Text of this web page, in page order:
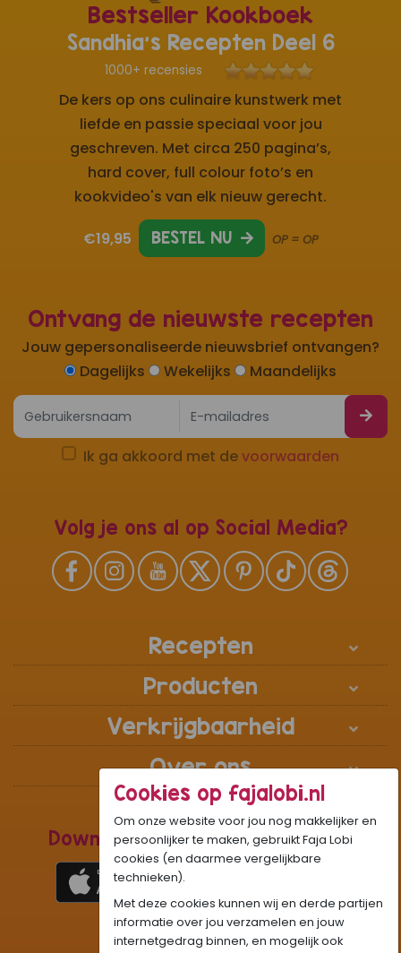
Ontvang de nieuwste recepten
Jouw gepersonaliseerde nieuwsbrief ontvangen?
Dagelijks
Wekelijks Maandelijks
Ik ga akkoord met devoorwaarden
Volg je ons al op Social Media?
Recepten
Producten
Verkrijgbaarheid
Over ons
Download de Recepten Webapp
WhatsApp Community:
Onze gifjes al eens geprobeerd?: GIF
Bestseller Kookboek
Sandhia's Recepten Deel 6
1000+ recensies
De kers op ons culinaire kunstwerk met
liefde en passie speciaal voor jou
geschreven. Met circa 250 pagina’s,
hard cover, full colour foto’s en
kookvideo's van elk nieuw gerecht.
€19,95 BESTEL NU OP = OP
Cookies op fajalobi.nl
Om onze website voor jou nog makkelijker en
persoonlijker te maken, gebruikt Faja Lobi
cookies (en daarmee vergelijkbare
technieken).
Met deze cookies kunnen wij en derde partijen
informatie over jou verzamelen en jouw
internetgedrag binnen, en mogelijk ook